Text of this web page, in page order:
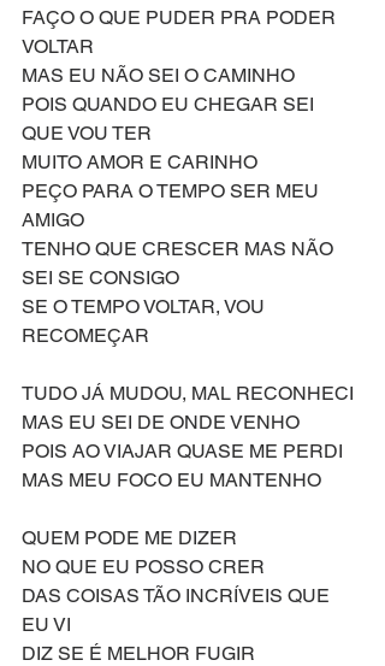
FAÇO O QUE PUDER PRA PODER
VOLTAR
MAS EU NÃO SEI O CAMINHO
POIS QUANDO EU CHEGAR SEI
QUE VOU TER
MUITO AMOR E CARINHO
PEÇO PARA O TEMPO SER MEU
AMIGO
TENHO QUE CRESCER MAS NÃO
SEI SE CONSIGO
SE O TEMPO VOLTAR, VOU
RECOMEÇAR
TUDO JÁ MUDOU, MAL RECONHECI
MAS EU SEI DE ONDE VENHO
POIS AO VIAJAR QUASE ME PERDI
MAS MEU FOCO EU MANTENHO
QUEM PODE ME DIZER
NO QUE EU POSSO CRER
DAS COISAS TÃO INCRÍVEIS QUE
EU VI
DIZ SE É MELHOR FUGIR